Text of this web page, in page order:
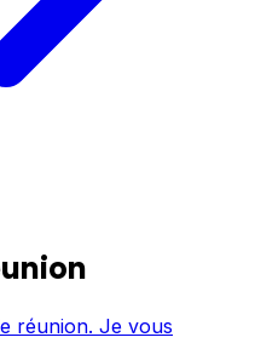
réunion. Je vous